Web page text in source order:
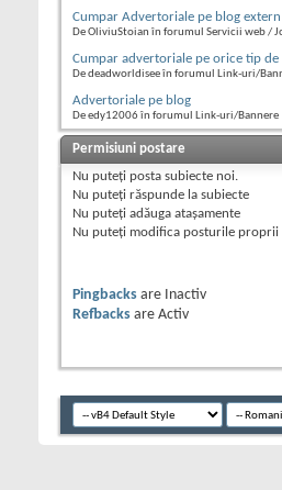
Cumpar Advertoriale pe blog
De OliviuStoian în forumul Servicii web /
Cumpar advertoriale pe orice tip de
De deadworldisee în forumul Link-uri/
Advertoriale pe blog
De edy12006 în forumul Link-uri/Bannere
Permisiuni postare
Nu puteţi posta subiecte noi.
Nu puteţi răspunde la subiecte
Nu puteţi adăuga ataşamente
Nu puteţi modifica posturile proprii
Pingbacks are
Inactiv
Refbacks are Activ